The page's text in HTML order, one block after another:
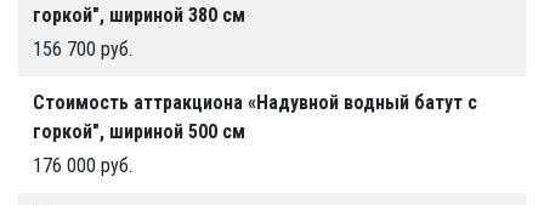
оборудования ПВХ-сварки горячим воздухом.
высококачественная газодержащая ПВХ ткань.
Больше фото и видео о товарах смотри в
горкой", шириной 380 см
156 700 руб.
Стоимость аттракциона «Надувной водный батут с
горкой", шириной 500 см
176 000 руб.